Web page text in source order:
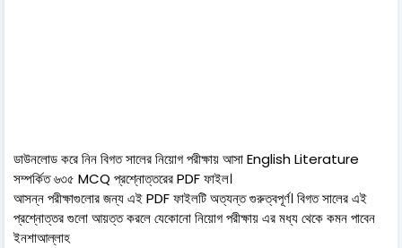
ডাউনলোড করে নিন বিগত সালের নিয়োগ পরীক্ষায় আসা English Literature
সম্পর্কিত ৬৩৫ MCQ প্রশ্নোত্তরের PDF ফাইল।
আসন্ন পরীক্ষাগুলোর জন্য এই PDF ফাইলটি অত্যন্ত গুরুত্বপূর্ণ। বিগত সালের এই
প্রশ্নোত্তর গুলো আয়ত্ত করলে যেকোনো নিয়োগ পরীক্ষায় এর মধ্য থেকে কমন পাবেন
ইনশাআল্লাহ